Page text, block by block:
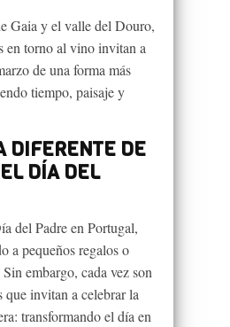
Gaia y el valle del Douro,
en torno al vino invitan a
de una forma más
tiempo, paisaje y
DIFERENTE DE
DÍA DEL
del Padre en Portugal,
a pequeños regalos o
embargo, cada vez son
que invitan a celebrar la
transformando el día en